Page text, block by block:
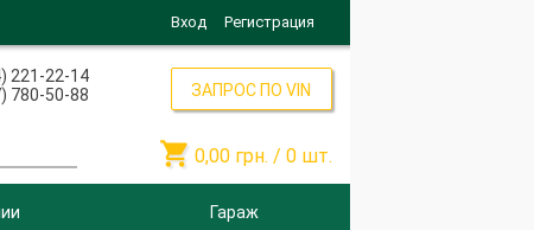
Вход Регистрация
221-22-14
780-50-88
ЗАПРОС ПО VIN
 0,00 грн. / 0 шт.
Гараж